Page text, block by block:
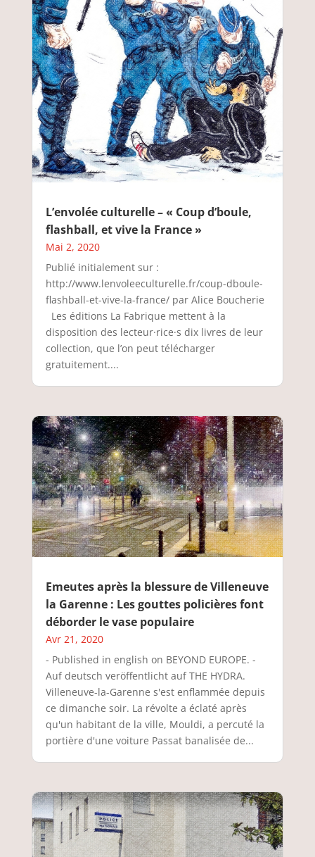
L’envolée culturelle – « Coup d’boule,
flashball, et vive la France »
Mai 2, 2020
Publié initialement sur :
http://www.lenvoleeculturelle.fr/coup-dboule-
flashball-et-vive-la-france/ par Alice Boucherie
Les éditions La Fabrique mettent à la
disposition des lecteur·rice·s dix livres de leur
collection, que l’on peut télécharger
gratuitement....
Emeutes après la blessure de Villeneuve
la Garenne : Les gouttes policières font
déborder le vase populaire
Avr 21, 2020
- Published in english on BEYOND EUROPE. -
Auf deutsch veröffentlicht auf THE HYDRA.
Villeneuve-la-Garenne s'est enflammée depuis
ce dimanche soir. La révolte a éclaté après
qu'un habitant de la ville, Mouldi, a percuté la
portière d'une voiture Passat banalisée de...